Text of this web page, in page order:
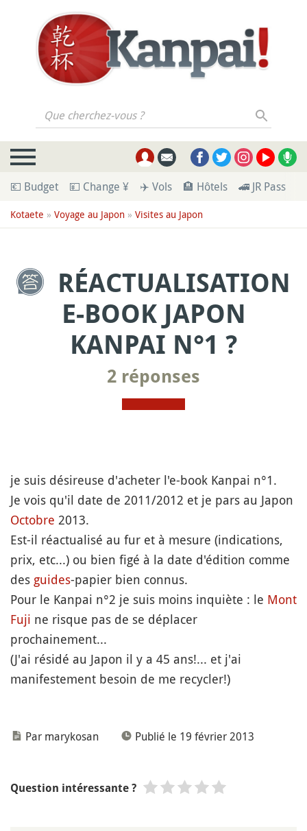
Que cherchez-vous ?
💶 Budget 💴 Change ¥ ✈️ Vols 🏨 Hôtels 🚄 JR Pass
Kotaete » Voyage au Japon » Visites au Japon
RÉACTUALISATION
E-BOOK JAPON
KANPAI N°1 ?
2 réponses
je suis désireuse d'acheter l'e-book Kanpai n°1.
Je vois qu'il date de 2011/2012 et je pars au Japon
Octobre 2013.
Est-il réactualisé au fur et à mesure (indications,
prix, etc...) ou bien figé à la date d'édition comme
des guides-papier bien connus.
Pour le Kanpai n°2 je suis moins inquiète : le Mont
Fuji ne risque pas de se déplacer
prochainement...
(J'ai résidé au Japon il y a 45 ans!... et j'ai
manifestement besoin de me recycler!)
Par marykosan Publié le 19 février 2013
Question intéressante ?